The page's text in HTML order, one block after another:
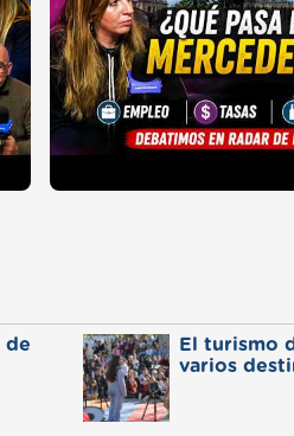
de
El turismo
varios